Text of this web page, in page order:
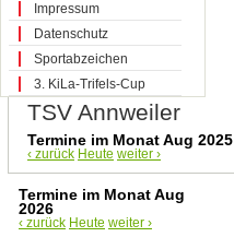
Impressum
Datenschutz
Sportabzeichen
3. KiLa-Trifels-Cup
TSV Annweiler
Termine im Monat Aug 2025
‹ zurück Heute weiter ›
Termine im Monat Aug
2026
‹ zurück Heute weiter ›